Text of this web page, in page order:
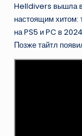
Helldivers вышла
настоящим хитом:
на PS5 и PC в
Позже тайтл